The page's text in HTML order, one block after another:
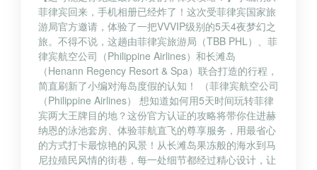
菲律宾回来，手机相册已经炸了！这次受菲律宾国家旅
游局官方邀请，体验了一把VVVIP级别的5天4夜梦幻之
旅。不得不说，这趟由菲律宾旅游局（TBB PHL）、菲
律宾航空公司（Philippine Airlines）和长滩岛
（Henann Regency Resort & Spa）联合打造的行程，
简直刷新了小编对海岛度假的认知！ （菲律宾航空公司
（Philippine Airlines） 想知道如何用5天时间玩转菲律
宾两大王牌目的地？这份官方认证的攻略将带你住进赫
纳恩的泳池套房、体验菲航直飞的尊享服务，用最省心
的方式打卡最惊艳的风景！从长滩岛果冻般的海水到马
尼拉殖民风情的街巷，每一处细节都经过精心设计，让